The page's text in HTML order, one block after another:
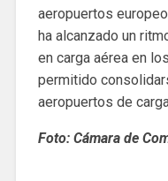
aeropuertos
ha alcanzado un
en carga aérea en
permitido
aeropuertos de
Foto: Cámara de